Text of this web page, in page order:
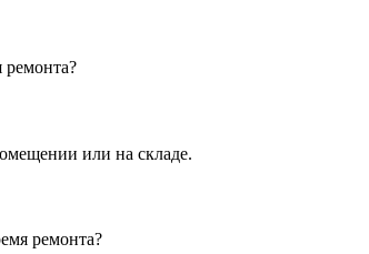
ремонта?
или на складе.
ремонта?